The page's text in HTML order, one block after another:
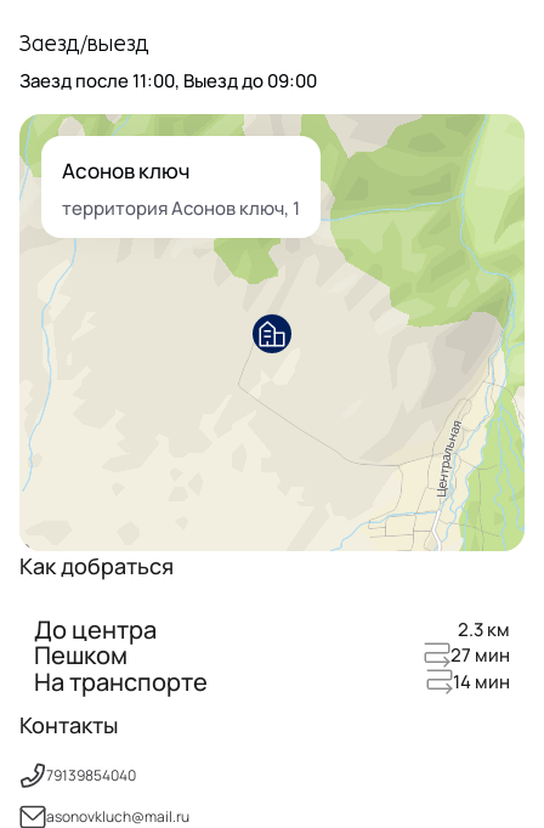
Заезд/выезд
Заезд после11:00, Выезд до09:00
Асонов ключ
территория Асонов ключ, 1
Как добраться
До центра 2.3 км
Пешком 27 мин
На транспорте 14 мин
Контакты
79139854040
asonovkluch@mail.ru